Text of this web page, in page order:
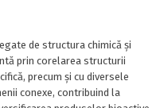
de structura chimică și
prin corelarea structurii
precum și cu diversele
conexe, contribuind la